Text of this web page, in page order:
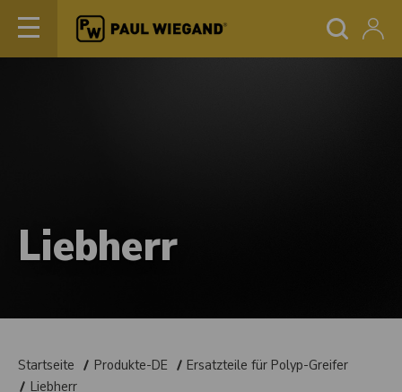
Liebherr
Startseite Produkte-DE
Ersatzteile für Polyp-Greifer
Liebherr